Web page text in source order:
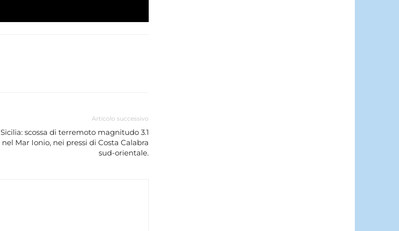
Articolo successivo
Sicilia: scossa di terremoto magnitudo 3.1
nel Mar Ionio, nei pressi di Costa Calabra
sud-orientale.